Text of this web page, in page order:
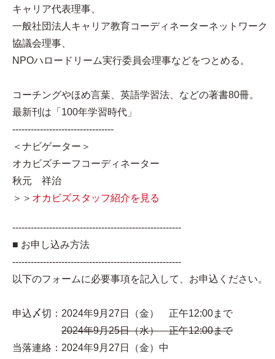
キャリア代表理事、
一般社団法人キャリア教育コーディネーターネットワーク
協議会理事、
NPOハロードリーム実行委員会理事などをつとめる。
コーチングやほめ言葉、英語学習法、などの著書80冊。
最新刊は「100年学習時代」
---------------------------------
＜ナビゲーター＞
オカビズチーフコーディネーター
秋元 祥治
＞＞ オカビズスタッフ紹介を見る
-------------------------------------------------------
■ お申し込み方法
-------------------------------------------------------
以下のフォームに必要事項を記入して、お申込ください。
申込〆切：2024年9月27日（金） 正午12:00まで
2024年9月25日（水） 正午12:00まで
当落連絡：2024年9月27日（金）中